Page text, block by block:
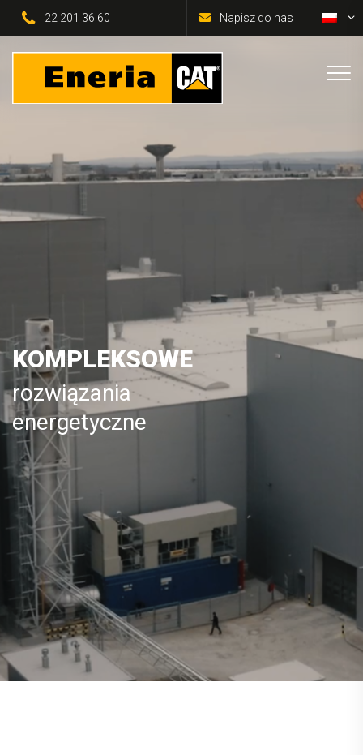
22 201 36 60 Napisz do nas
KOMPLEKSOWE
rozwiązania
energetyczne